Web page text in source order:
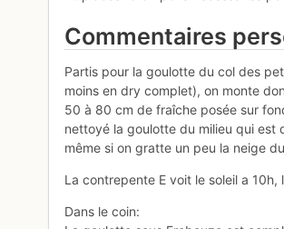
Commentaires
Partis pour la goulotte du col des
moins en dry complet), on monte
50 à 80 cm de fraîche posée sur
nettoyé la goulotte du milieu qui est
même si on gratte un peu la neige
La contrepente E voit le soleil a
Dans le coin: